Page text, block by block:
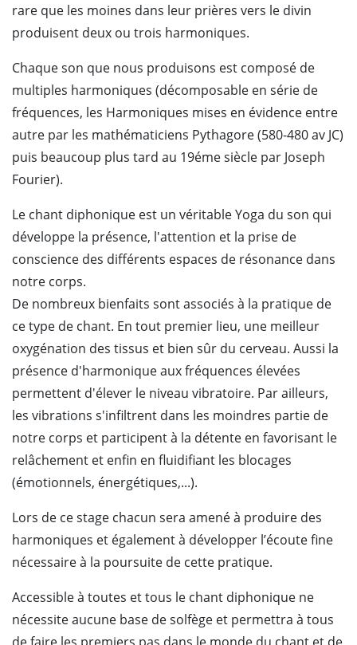
rare que les moines dans leur prières vers le divin
produisent deux ou trois harmoniques.
Chaque son que nous produisons est composé de
multiples harmoniques (décomposable en série de
fréquences, les Harmoniques mises en évidence entre
autre par les mathématiciens Pythagore (580-480 av JC)
puis beaucoup plus tard au 19éme siècle par Joseph
Fourier).
Le chant diphonique est un véritable Yoga du son qui
développe la présence, l'attention et la prise de
conscience des différents espaces de résonance dans
notre corps.
De nombreux bienfaits sont associés à la pratique de
ce type de chant. En tout premier lieu, une meilleur
oxygénation des tissus et bien sûr du cerveau. Aussi la
présence d'harmonique aux fréquences élevées
permettent d'élever le niveau vibratoire. Par ailleurs,
les vibrations s'infiltrent dans les moindres partie de
notre corps et participent à la détente en favorisant le
relâchement et enfin en fluidifiant les blocages
(émotionnels, énergétiques,...).
Lors de ce stage chacun sera amené à produire des
harmoniques et également à développer l’écoute fine
nécessaire à la poursuite de cette pratique.
Accessible à toutes et tous le chant diphonique ne
nécessite aucune base de solfège et permettra à tous
de faire les premiers pas dans le monde du chant et de